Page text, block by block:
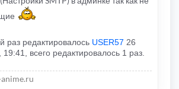
раз редактировалось USER57 26
всего редактировалось 1 раз.